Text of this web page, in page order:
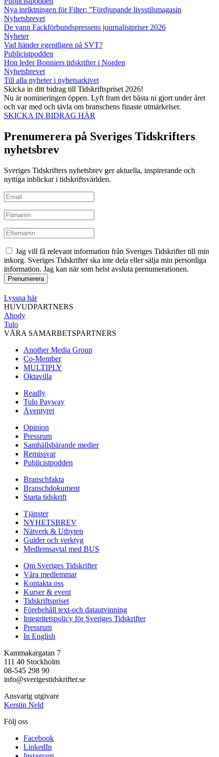
Nya inriktningen för Filter: ”Fördjupande livsstilsmagasin
Nyhetsbrevet
De vann Fackförbundspressens journalistpriser 2026
Nyheter
Vad händer egentligen på SVT?
Publicistpodden
Hon leder Bonniers tidskrifter i Norden
Nyhetsbrevet
Till alla nyheter i nyhetsarkivet
Skicka in ditt bidrag till Tidskriftspriset 2026!
Nu är nomineringen öppen. Lyft fram det bästa ni gjort under året
och var med och tävla om branschens finaste utmärkelser.
SKICKA IN BIDRAG HÄR
Prenumerera på Sveriges Tidskrifters
nyhetsbrev
Sveriges Tidskrifters nyhetsbrev ger aktuella, inspirerande och
nyttiga inblickar i tidskriftsvärlden.
Jag vill få relevant information från Sveriges Tidskrifter till min
inkorg. Sveriges Tidskrifter ska inte dela eller sälja min personliga
information. Jag kan när som helst avsluta prenumerationen.
Lyssna här
HUVUDPARTNERS
Ahody
Tulo
VÅRA SAMARBETSPARTNERS
Another Media Group
Co-Member
MULTIPLY
Oktavilla
Readly
Tulo Payway
Äventyret
Opinion
Pressrum
Samhällsbärande medier
Remissvar
Publicistpodden
Branschfakta
Branschdokument
Starta tidskrift
Tjänster
NYHETSBREV
Nätverk & Utbyten
Guider och verktyg
Medlemsavtal med BUS
Om Sveriges Tidskrifter
Våra medlemmar
Kontakta oss
Kurser & event
Tidskriftspriset
Förebehåll text-och datautvinning
Integritetspolicy för Sveriges Tidskrifter
Pressrum
In English
Kammakargatan 7
111 40 Stockholm
08-545 298 90
info@sverigestidskrifter.se
Ansvarig utgivare
Kerstin Neld
Följ oss
Facebook
LinkedIn